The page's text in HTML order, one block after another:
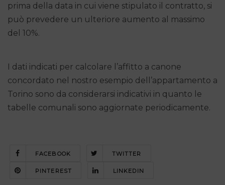
prima della data in cui viene stipulato il contratto, si
può prevedere un ulteriore aumento al massimo
del 10%.
I dati indicati per calcolare l’affitto a canone
concordato nel nostro esempio dell’appartamento a
Torino sono da considerarsi indicativi in quanto le
tabelle comunali sono aggiornate periodicamente.
FACEBOOK TWITTER
PINTEREST LINKEDIN